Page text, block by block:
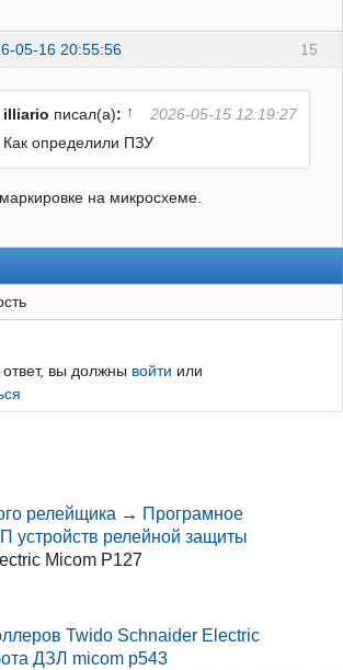
15
05-16 20:55:56
illiario писал(а): ↑
2026-05-15 12:19:27
Как определили ПЗУ
на микросхеме.
вы должны войти или
релейщика → Програмное
устройств релейной защиты
Micom P127
Twido Schnaider Electric
ДЗЛ micom p543